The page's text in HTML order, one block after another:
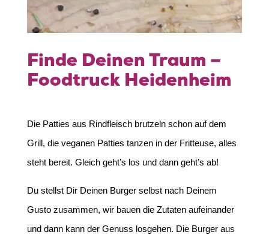
Finde Deinen Traum –
Foodtruck Heidenheim
Die Patties aus Rindfleisch brutzeln schon auf dem
Grill, die veganen Patties tanzen in der Fritteuse, alles
steht bereit. Gleich geht’s los und dann geht’s ab!
Du stellst Dir Deinen Burger selbst nach Deinem
Gusto zusammen, wir bauen die Zutaten aufeinander
und dann kann der Genuss losgehen. Die Burger aus